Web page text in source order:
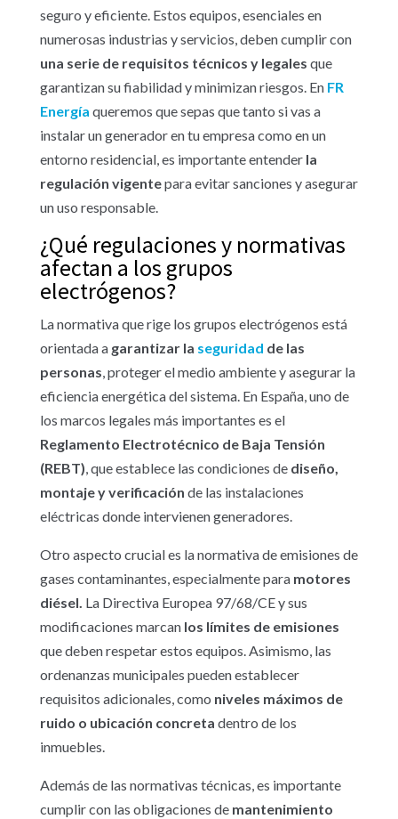
seguro y eficiente. Estos equipos, esenciales en
numerosas industrias y servicios, deben cumplir con
una serie de requisitos técnicos y legales que
garantizan su fiabilidad y minimizan riesgos. En FR
Energía queremos que sepas que tanto si vas a
instalar un generador en tu empresa como en un
entorno residencial, es importante entender la
regulación vigentepara evitar sanciones y asegurar
un uso responsable.
¿Qué regulaciones y normativas
afectan a los grupos
electrógenos?
La normativa que rige los grupos electrógenos está
orientada a garantizar la seguridad de las
personas , proteger el medio ambiente y asegurar la
eficiencia energética del sistema. En España, uno de
los marcos legales más importantes es el
Reglamento Electrotécnico de Baja Tensión
(REBT) , que establece las condiciones de diseño,
montaje y verificación de las instalaciones
eléctricas donde intervienen generadores.
Otro aspecto crucial es la normativa de emisiones de
gases contaminantes, especialmente para motores
diésel. La Directiva Europea 97/68/CE y sus
modificaciones marcanlos límites de emisiones
que deben respetar estos equipos. Asimismo, las
ordenanzas municipales pueden establecer
requisitos adicionales, como niveles máximos de
ruido o ubicación concreta dentro de los
inmuebles.
Además de las normativas técnicas, es importante
cumplir con las obligaciones de mantenimiento